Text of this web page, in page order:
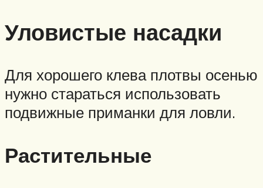
Уловистые насадки
Для хорошего клева плотвы осенью
нужно стараться использовать
подвижные приманки для ловли.
Растительные